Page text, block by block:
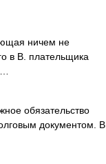
ничем не
в В. плательщика
обязательство
документом. В